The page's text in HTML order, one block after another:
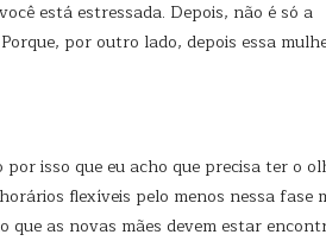
está estressada. Depois, não é só a
por outro lado, depois essa
isso que eu acho que precisa ter o
flexíveis pelo menos nessa fase
que as novas mães devem estar